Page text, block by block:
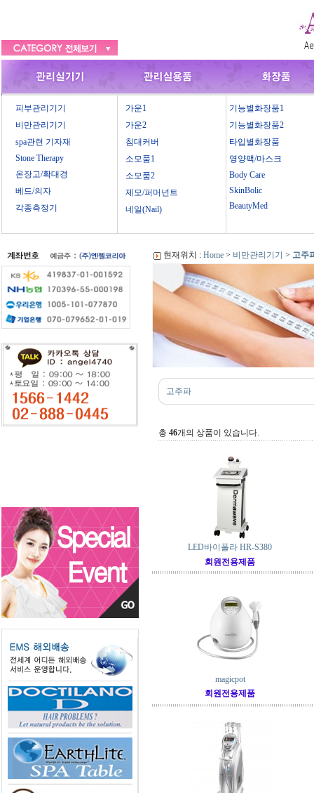
피부관리기기
비만관리기기
spa관련 기자재
Stone Therapy
온장고/확대경
베드/의자
각종측정기
가운1
가운2
침대커버
소모품1
소모품2
제모/퍼머넌트
네일(Nail)
기능별화장품1
기능별화장품2
타입별화장품
영양팩/마스크
Body Care
SkinBolic
BeautyMed
현재위치 : Home > 비만관리기기 > 고주
고주파
총 46개의 상품이 있습니다.
LED바이폴라 HR-S380
회원전용제품
magicpot
회원전용제품